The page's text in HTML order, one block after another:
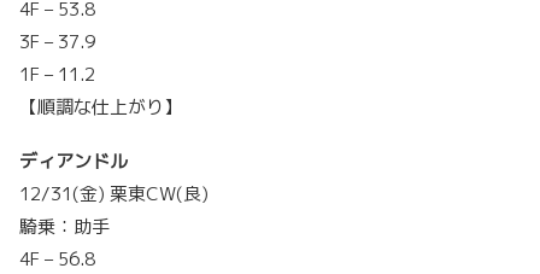
4F – 53.8
3F – 37.9
1F – 11.2
【順調な仕上がり】
ディアンドル
12/31(金) 栗東CW(良)
騎乗：助手
4F – 56.8